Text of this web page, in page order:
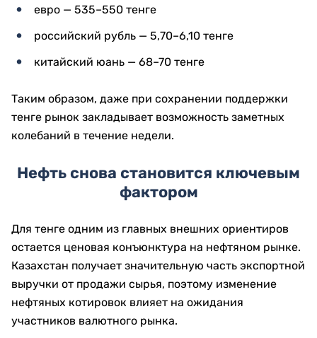
евро — 535–550 тенге
российский рубль — 5,70–6,10 тенге
китайский юань — 68–70 тенге
Таким образом, даже при сохранении поддержки
тенге рынок закладывает возможность заметных
колебаний в течение недели.
Нефть снова становится ключевым
фактором
Для тенге одним из главных внешних ориентиров
остается ценовая конъюнктура на нефтяном рынке.
Казахстан получает значительную часть экспортной
выручки от продажи сырья, поэтому изменение
нефтяных котировок влияет на ожидания
участников валютного рынка.